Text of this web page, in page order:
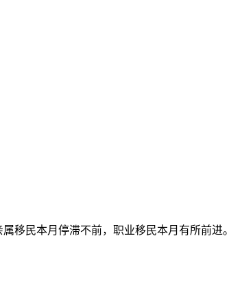
属移民本月停滞不前，职业移民本月有所前进。